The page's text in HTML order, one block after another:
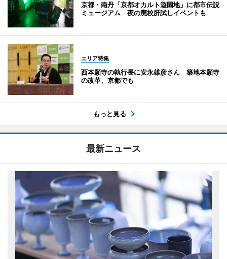
京都・南丹「京都オカルト遊園地」に都市伝説
ミュージアム 夜の廃校肝試しイベントも
エリア特集
西本願寺の執行長に安永雄彦さん 築地本願寺
の改革、京都でも
もっと見る
最新ニュース